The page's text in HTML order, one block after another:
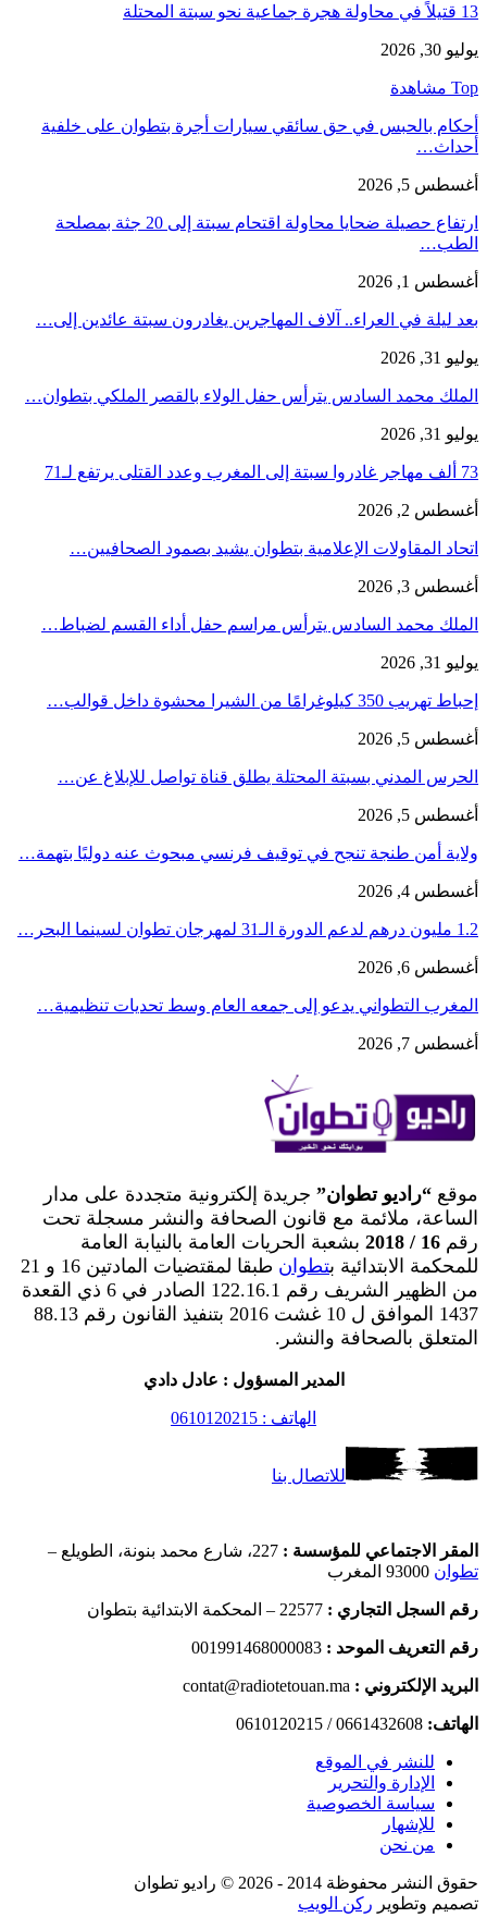
13 قتيلاً في محاولة هجرة جماعية نحو سبتة المحتلة
يوليو 30, 2026
Top مشاهدة
أحكام بالحبس في حق سائقي سيارات أجرة بتطوان على خلفية
أحداث…
أغسطس 5, 2026
ارتفاع حصيلة ضحايا محاولة اقتحام سبتة إلى 20 جثة بمصلحة
الطب…
أغسطس 1, 2026
بعد ليلة في العراء.. آلاف المهاجرين يغادرون سبتة عائدين إلى…
يوليو 31, 2026
الملك محمد السادس يترأس حفل الولاء بالقصر الملكي بتطوان…
يوليو 31, 2026
73 ألف مهاجر غادروا سبتة إلى المغرب وعدد القتلى يرتفع لـ71
أغسطس 2, 2026
اتحاد المقاولات الإعلامية بتطوان يشيد بصمود الصحافيين…
أغسطس 3, 2026
الملك محمد السادس يترأس مراسم حفل أداء القسم لضباط…
يوليو 31, 2026
إحباط تهريب 350 كيلوغرامًا من الشيرا محشوة داخل قوالب…
أغسطس 5, 2026
الحرس المدني بسبتة المحتلة يطلق قناة تواصل للإبلاغ عن…
أغسطس 5, 2026
ولاية أمن طنجة تنجح في توقيف فرنسي مبحوث عنه دوليًا بتهمة…
أغسطس 4, 2026
1.2 مليون درهم لدعم الدورة الـ31 لمهرجان تطوان لسينما البحر…
أغسطس 6, 2026
المغرب التطواني يدعو إلى جمعه العام وسط تحديات تنظيمية…
أغسطس 7, 2026
موقع “راديو تطوان” جريدة إلكترونية متجددة على مدار
الساعة، ملائمة مع قانون الصحافة والنشر مسجلة تحت
رقم 16 / 2018
بشعبة الحريات العامة بالنيابة العامة
للمحكمة الابتدائية بتطوان
طبقا لمقتضيات المادتين 16 و 21
من الظهير الشريف رقم 122.16.1 الصادر في 6 ذي القعدة
1437 الموافق ل 10 غشت 2016 بتنفيذ القانون رقم 88.13
المتعلق بالصحافة والنشر.
المدير المسؤول : عادل دادي
الهاتف : 0610120215
للاتصال بنا
المقر الاجتماعي للمؤسسة : 227، شارع محمد بنونة، الطويلع –
تطوان
رقم السجل التجاري : 22577 – المحكمة الابتدائية بتطوان
رقم التعريف الموحد : 001991468000083
البريد الإلكتروني : contat@radiotetouan.ma
الهاتف: 0661432608 / 0610120215
للنشر في الموقع
الإدارة والتحرير
سياسة الخصوصية
للإشهار
من نحن
حقوق النشر محفوظة 2014 - 2026 © راديو تطوان
تصميم وتطوير ركن الويب